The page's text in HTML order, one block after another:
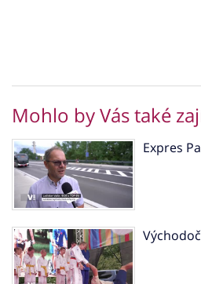
Mohlo by Vás také
Expres